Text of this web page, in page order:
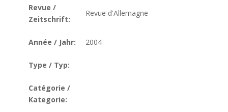
Revue /
Zeitschrift:
Revue d'Allemagne
Année / Jahr: 2004
Type / Typ:
Catégorie /
Kategorie: